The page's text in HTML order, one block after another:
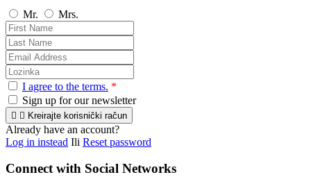
Mr. Mrs.
I agree to the terms. *
Sign up for our newsletter
  Kreirajte korisnički račun
Already have an account?
Log in instead Ili Reset password
Connect with Social Networks